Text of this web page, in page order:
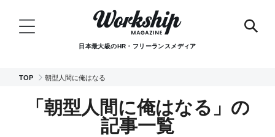
日本最大級のHR・フリーランスメディア
TOP 朝型人間に俺はなる
「朝型人間に俺はなる」の
記事一覧